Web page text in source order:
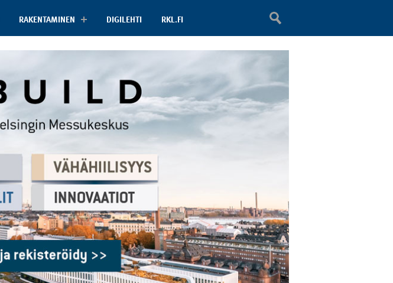
RAKENTAMINEN DIGILEHTI RKL.FI